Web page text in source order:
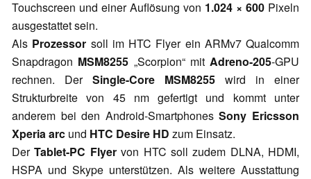
Touchscreen und einer Auflösung von 1.024 × 600 Pixeln
ausgestattet sein.
Als Prozessor soll im HTC Flyer ein ARMv7 Qualcomm
Snapdragon MSM8255 „Scorpion“ mit Adreno-205-GPU
rechnen. Der Single-Core MSM8255 wird in einer
Strukturbreite von 45 nm gefertigt und kommt unter
anderem bei den Android-SmartphonesSony Ericsson
Xperia arc und HTC Desire HD zum Einsatz.
DerTablet-PC Flyervon HTC soll zudem DLNA, HDMI,
HSPA und Skype unterstützen. Als weitere Ausstattung